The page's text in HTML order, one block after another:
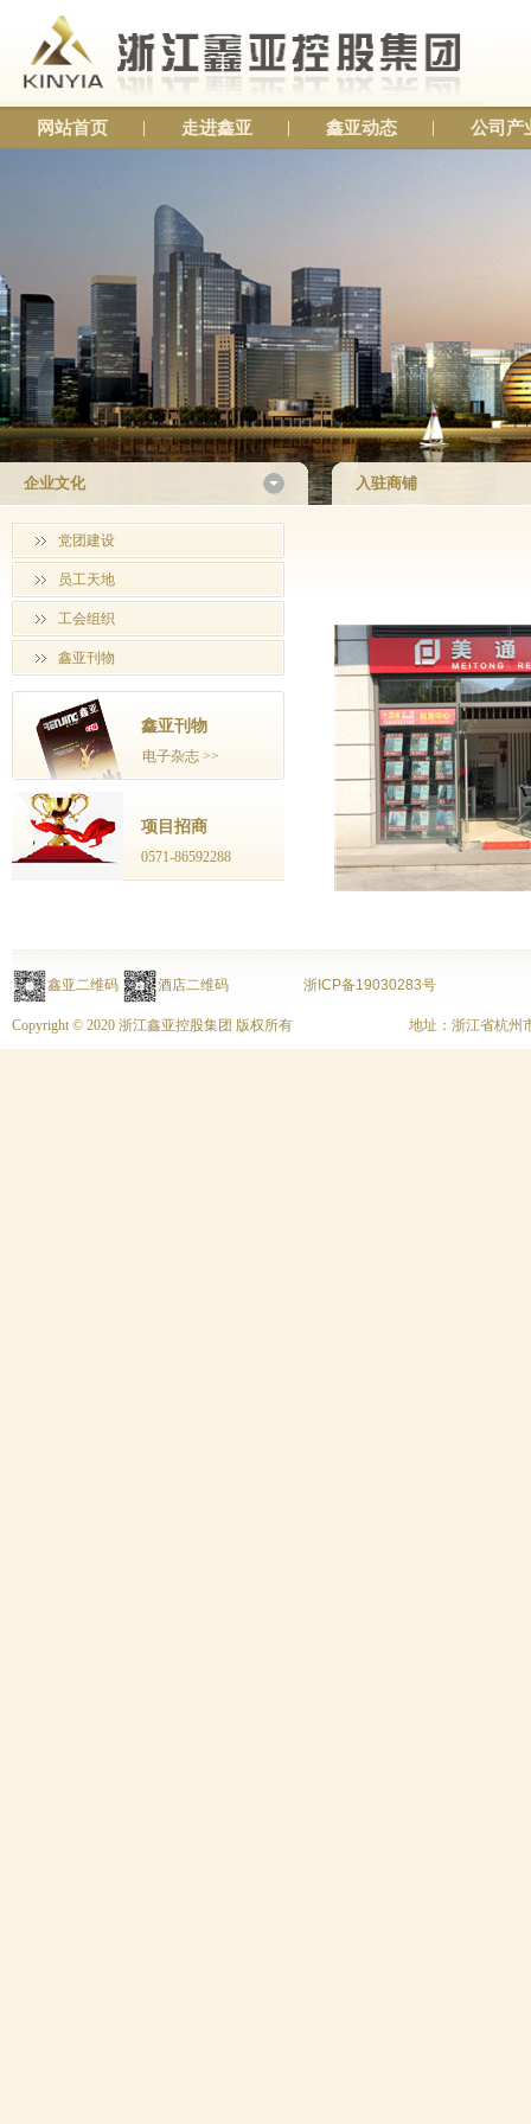
网站首页 走进鑫亚 鑫亚动态 公司产
入驻商铺
企业文化
党团建设
员工天地
工会组织
鑫亚刊物
鑫亚刊物
电子杂志 >>
项目招商
0571-86592288
鑫亚二维码 酒店二维码 浙ICP备19030283号
Copyright © 2020 浙江鑫亚控股集团 版权所有 地址：浙江省杭州